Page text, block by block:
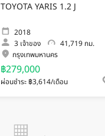
TOYOTA YARIS 1.2 J
2018
3 เจ้าของ
41,719 กม.
กรุงเทพมหานคร
฿279,000
ผ่อนชำระ ฿3,614/เดือน